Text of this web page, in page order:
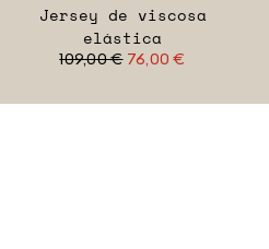
Jersey de viscosa
elástica
109,00 € 76,00 €